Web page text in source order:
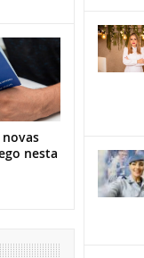
novas
nesta